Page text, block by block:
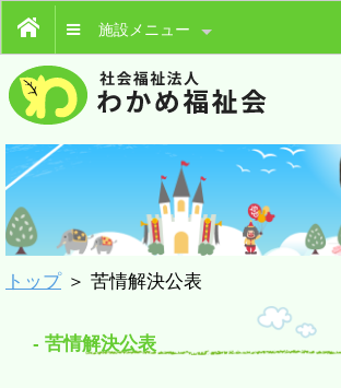
施設メニュー
トップ＞ 苦情解決公表
- 苦情解決公表